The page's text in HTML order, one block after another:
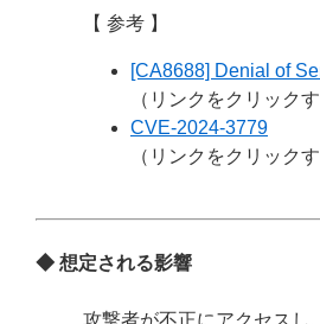
【 参考 】
[CA8688] Denial of
（リンクをクリック
CVE-2024-3779
（リンクをクリック
◆ 想定される影響
攻撃者が不正にアクセスし